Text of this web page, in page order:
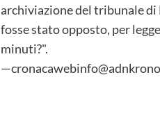
archiviazione del tribunale di
fosse stato opposto, per
minuti?".